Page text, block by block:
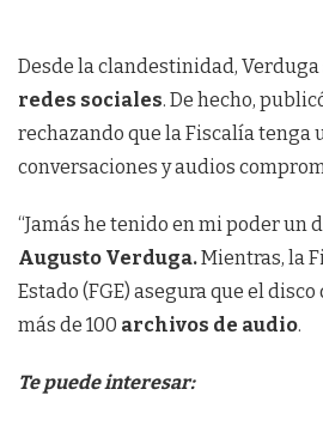
Desde la clandestinidad,
redes sociales. De hecho,
rechazando que la Fiscalía tenga
conversaciones y audios
“Jamás he tenido en mi poder un
Augusto Verduga.Mientras, la
Estado (FGE) asegura que el
más de 100 archivos de audio.
Te puede interesar: